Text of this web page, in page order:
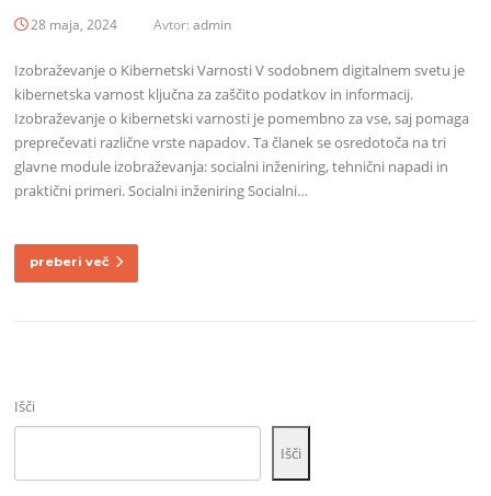
28 maja, 2024 Avtor:admin
Izobraževanje o Kibernetski Varnosti V sodobnem digitalnem svetu je
kibernetska varnost ključna za zaščito podatkov in informacij.
Izobraževanje o kibernetski varnosti je pomembno za vse, saj pomaga
preprečevati različne vrste napadov. Ta članek se osredotoča na tri
glavne module izobraževanja: socialni inženiring, tehnični napadi in
praktični primeri. Socialni inženiring Socialni…
preberi več
Išči
Išči